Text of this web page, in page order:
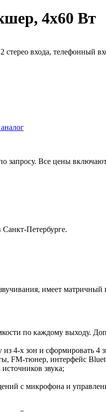
4х60 Вт
входа, телефонный
запросу. Все цены
Петербурге.
имеет матричный
по каждому выходу.
4-х зон и сформировать 4
FM-тюнер, интерфейс
звука;
с микрофона и